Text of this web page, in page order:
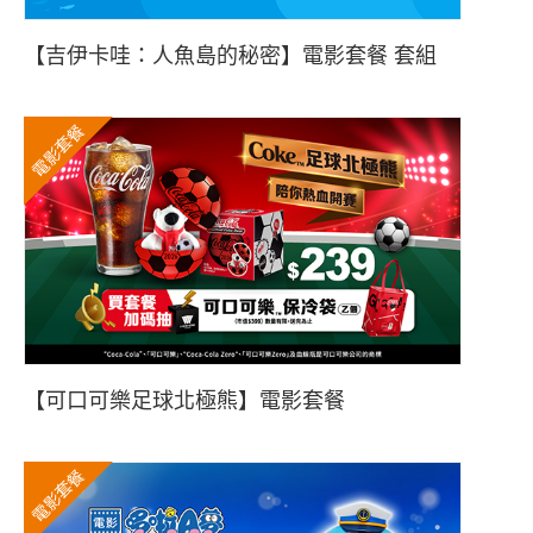
【吉伊卡哇：人魚島的秘密】電影套餐 套組
電影套餐
【可口可樂足球北極熊】電影套餐
電影套餐